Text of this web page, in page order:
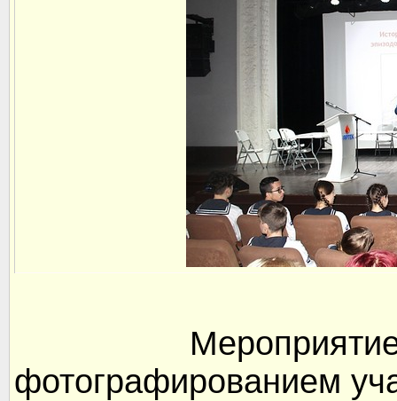
Мероприятие
фотографированием